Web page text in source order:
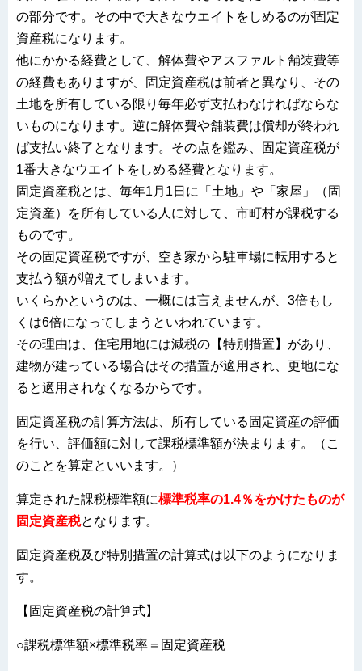
の部分です。その中で大きなウエイトをしめるのが固定
資産税になります。
他にかかる経費として、解体費やアスファルト舗装費等
の経費もありますが、固定資産税は前者と異なり、その
土地を所有している限り毎年必ず支払わなければならな
いものになります。逆に解体費や舗装費は償却が終われ
ば支払い終了となります。その点を鑑み、固定資産税が
1番大きなウエイトをしめる経費となります。
固定資産税とは、毎年1月1日に「土地」や「家屋」（固
定資産）を所有している人に対して、市町村が課税する
ものです。
その固定資産税ですが、空き家から駐車場に転用すると
支払う額が増えてしまいます。
いくらかというのは、一概には言えませんが、3倍もし
くは6倍になってしまうといわれています。
その理由は、住宅用地には減税の【特別措置】があり、
建物が建っている場合はその措置が適用され、更地にな
ると適用されなくなるからです。
固定資産税の計算方法は、所有している固定資産の評価
を行い、評価額に対して課税標準額が決まります。（こ
のことを算定といいます。）
算定された課税標準額に標準税率の1.4％をかけたものが
固定資産税となります。
固定資産税及び特別措置の計算式は以下のようになりま
す。
【固定資産税の計算式】
○課税標準額×標準税率＝固定資産税